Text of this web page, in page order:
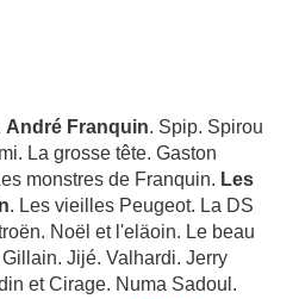
André Franquin. Spip. Spirou
La grosse tête. Gaston
monstres de Franquin. Les
. Les vieilles Peugeot. La DS
Noël et l'eläoin. Le beau
Jijé. Valhardi. Jerry
et Cirage. Numa Sadoul.